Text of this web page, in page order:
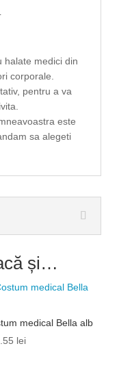
halate medici din
corporale.
pentru a va
este
sa alegeti
și…
medical Bella alb
lei